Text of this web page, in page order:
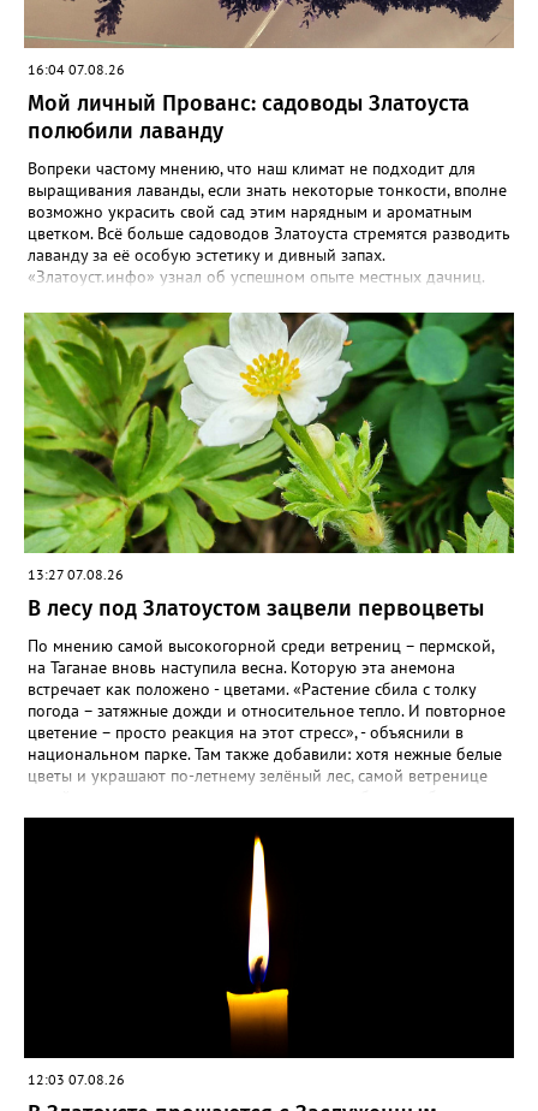
16:04 07.08.26
Мой личный Прованс: садоводы Златоуста
полюбили лаванду
Вопреки частому мнению, что наш климат не подходит для
выращивания лаванды, если знать некоторые тонкости, вполне
возможно украсить свой сад этим нарядным и ароматным
цветком. Всё больше садоводов Златоуста стремятся разводить
лаванду за её особую эстетику и дивный запах.
«Златоуст.инфо» узнал об успешном опыте местных дачниц.
семян (на фото), - отметила «Златоуст.инфо» хозяйка частного
дома Екатерина Бойко. – Посадила вдоль забора, потому что
низины этот цветок не любит. Вот уже второй год растет и
радует меня. Соседи просят саженцы: аромат и до них
доносится. В конце лета собираю лаванду в пучки, сушу –
получаются букеты и саше одновременно. Лаванда широко
используется и в кулинарии». Семена, отметила собеседница
нашего портала, у неё были сорта «Вознесенская узколистная».
Только она хорошо зимует без укрытия. Всхожесть оказалась
на удивление хорошей: из пяти семян из каждой пачки четыре
взошли даже без стратификации. После покупки (по весне)
садовод советует сразу убрать семена в холодильник на два
месяца, а место посадки - мульчировать мелкой корой. Семена
самосевом в ней отлично прорастают. Если иногда срезать
сухие цветы и стряхивать семена вокруг куртины, лаванда
весной прорастет сама. Ещё один секрет – этот символ
Прованса не любит «вкусную» почву. Добавляйте в посадочную
яму гравий и песок – требуется хороший дренаж. В первый год
Екатерина рекомендует цветы убирать, чтобы силы куста
пошли на наращивание корневой системы. А со второго года
пусть лаванда цветёт во всю силу! Фото: Екатерина Бойко,
специально для «Златоуст.инфо». Обсуждение новости здесь
13:27 07.08.26
В лесу под Златоустом зацвели первоцветы
По мнению самой высокогорной среди ветрениц – пермской,
на Таганае вновь наступила весна. Которую эта анемона
встречает как положено - цветами. «Растение сбила с толку
погода – затяжные дожди и относительное тепло. И повторное
цветение – просто реакция на этот стресс», - объяснили в
национальном парке. Там также добавили: хотя нежные белые
цветы и украшают по-летнему зелёный лес, самой ветренице
силы перед долгой зимовкой.
12:03 07.08.26